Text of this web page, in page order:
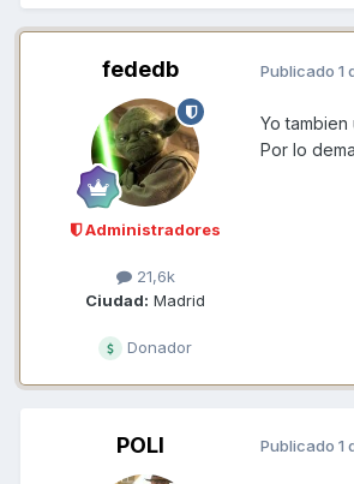
fededb
Administradores
21,6k
Ciudad: Madrid
Donador
Publicado 1
Yo
Por lo
POLI Publicado 1